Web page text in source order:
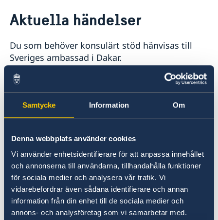
Samtycke Information Om
Denna webbplats använder cookies
Vi använder enhetsidentifierare för att anpassa innehållet
och annonserna till användarna, tillhandahålla funktioner
för sociala medier och analysera vår trafik. Vi
vidarebefordrar även sådana identifierare och annan
information från din enhet till de sociala medier och
annons- och analysföretag som vi samarbetar med.
Hjälp till svenskar i Mauretanien
Akut hjälp
Pass utomlands
Ambassadens reseinformation
Aktuella händelser
Allmänna säkerhetsläget
Terrorism
Naturförhållanden och katastrofer
In- och utresebestämmelser
Hälso- och sjukvård
Kriminalitet och personlig säkerhet
Trafiksäkerhet
Resa i landet
Service för svenska företag
Aktuella händelser
Du som behöver konsulärt stöd hänvisas till
Sveriges ambassad i Dakar.
Sveriges ambassad Dakar, Senegal
Demonstrationer kan spontant eller
men ofta då efter fredagsbönen.
Svenska medborgare uppmanas att iaktta
försiktighet och att undvika demonstrationer
och större folkmassor. Svenska medborgare
uppmanas även bära med sig kopior på
passhandlingar för eventuella ID-kontroller.